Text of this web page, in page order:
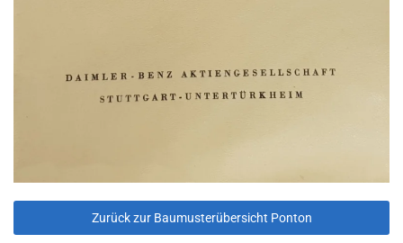
Zurück zur Baumusterübersicht Ponton